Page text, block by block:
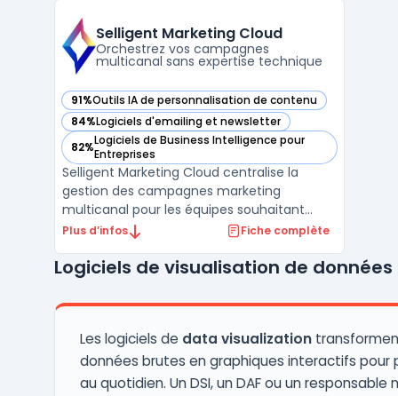
départements de transformation et les
directions financiè ...
Selligent Marketing Cloud
Orchestrez vos campagnes
multicanal sans expertise technique
91%Outils IA de personnalisation de contenu
— voir Selligent Marketing Cloud dans cette catégorie
84%Logiciels d'emailing et newsletter
— voir Selligent Marketing Cloud dans cette catégorie
82%Logiciels de Business Intelligence pour
Entreprises
— voir Selligent Marketing Cloud dans cette catégorie
Selligent Marketing Cloud centralise la
gestion des campagnes marketing
multicanal pour les équipes souhaitant
automatiser la personnalisation à grande
rencontrent encore des freins techniques
messages mobiles et web tout ...
Plus d’infos Fiche complète
Logiciels de visualisation de données
Les logiciels de data visualization
données brutes en graphiques interactifs pour
au quotidien. Un DSI, un DAF ou un responsable